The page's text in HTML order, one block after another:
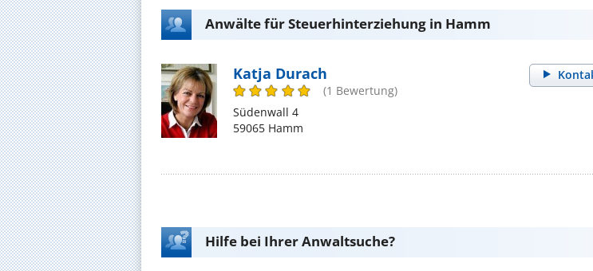
Anwälte für Steuerhinterziehung in Hamm
Katja Durach
(1 Bewertung)
Südenwall 4
59065 Hamm
Hilfe bei Ihrer Anwaltsuche?